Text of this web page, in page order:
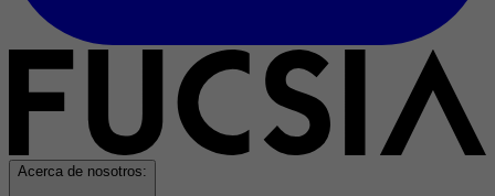
Acerca de nosotros: